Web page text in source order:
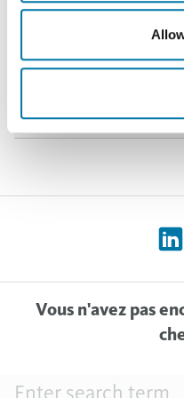
LA DIFFÉRENCE
E DE CUIVRE ?
Vous n'avez pas
Searchfield